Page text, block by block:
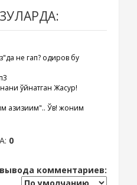
не гап? Қодиров бу
ўйнатган Жасур!
азизиим".. Ўв! жоним
0
комментариев: